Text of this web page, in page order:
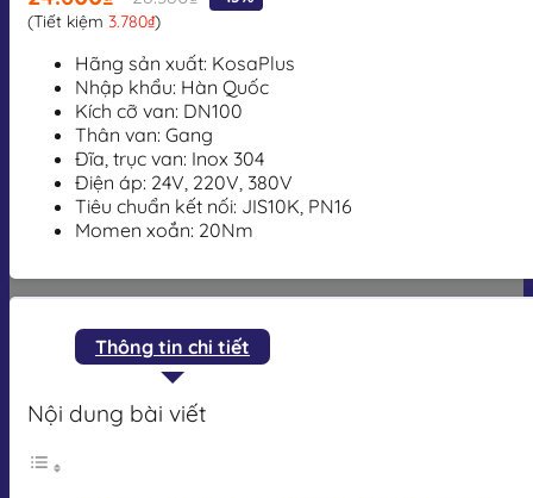
(Tiết kiệm 3.780₫)
Hãng sản xuất: KosaPlus
Nhập khẩu: Hàn Quốc
Kích cỡ van: DN100
Thân van: Gang
Đĩa, trục van: Inox 304
Điện áp: 24V, 220V, 380V
Tiêu chuẩn kết nối: JIS10K, PN16
Momen xoắn: 20Nm
Thông tin chi tiết
Nội dung bài viết